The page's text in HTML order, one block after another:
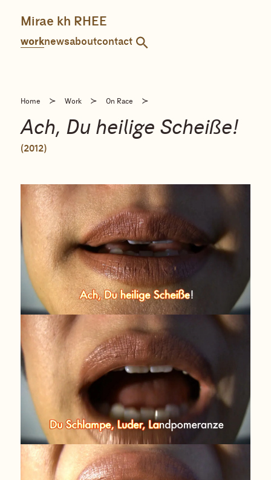
contentMirae kh RHEE
worknewsaboutcontact
Home ≻ Work ≻ On Race ≻
Ach, Du heilige Scheiße!
(2012)